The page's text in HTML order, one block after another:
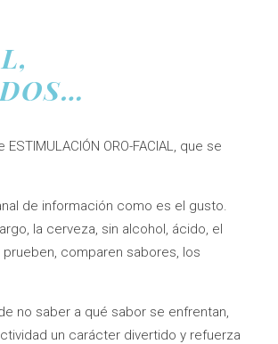
ORO-FACIAL, que se
de información como es el gusto.
la cerveza, sin alcohol, ácido, el
comparen sabores, los
no saber a qué sabor se enfrentan,
un carácter divertido y refuerza